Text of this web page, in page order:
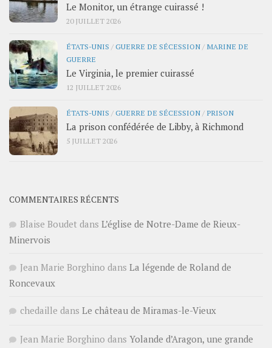
Le Monitor, un étrange cuirassé !
20 JUILLET 2026
ÉTATS-UNIS /GUERRE DE SÉCESSION / MARINE DE
GUERRE
Le Virginia, le premier cuirassé
12 JUILLET 2026
ÉTATS-UNIS /GUERRE DE SÉCESSION / PRISON
La prison confédérée de Libby, à Richmond
5 JUILLET 2026
COMMENTAIRES RÉCENTS
Blaise Boudet dans L’église de Notre-Dame de Rieux-
Minervois
Jean Marie Borghino dans La légende de Roland de
Roncevaux
chedaille dans Le château de Miramas-le-Vieux
Jean Marie Borghino dans Yolande d’Aragon, une grande